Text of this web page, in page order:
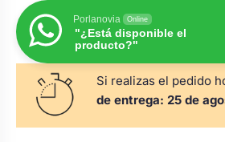
y pala tarta
damas de honor
Porlanovia Online
"¿Está disponible el
producto?"
Si realizas el pedido
de entrega: 25 de